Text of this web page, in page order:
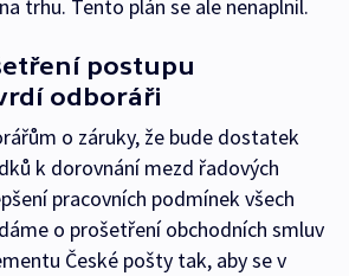
trhu. Tento plán se ale nenaplnil.
postupu
odboráři
o záruky, že bude dostatek
k dorovnání mezd řadových
pracovních podmínek všech
o prošetření obchodních smluv
České pošty tak, aby se v